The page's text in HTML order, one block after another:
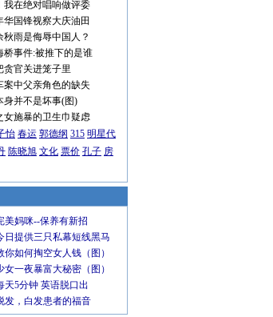
我在绝对唱响做评委
华国锋视察大庆油田
秋雨是侮辱中国人？
桥事件:被推下的是谁
贪官关进笼子里
案中父亲角色的缺失
身并不是坏事(图)
女施暴的卫生巾疑虑
怡 春运 郭德纲 315 明星代
陈晓旭 文化 票价 孔子 房
美妈咪--保养有新招
日提供三只私幕短线黑马
你如何掏空女人钱（图）
女一夜暴富大秘密（图）
天5分钟 英语脱口出
发，白发患者的福音